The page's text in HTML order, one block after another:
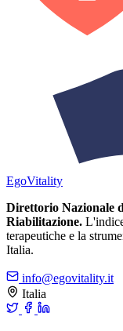
EgoVitality
Direttorio Nazionale
Riabilitazione.
terapeutiche e la
Italia.
info@egovitality.it
Italia